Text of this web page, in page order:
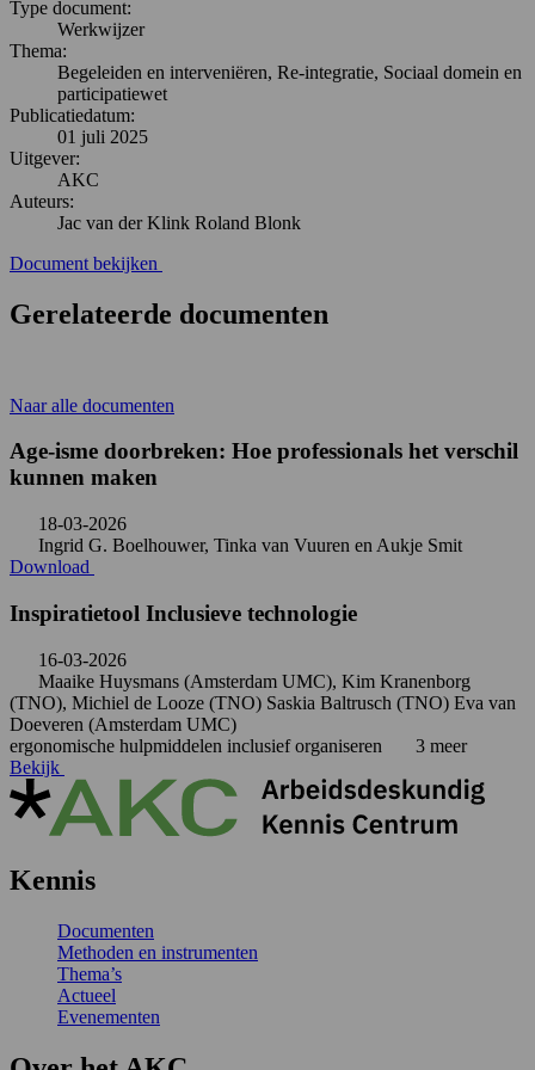
Type document:
Werkwijzer
Thema:
Begeleiden en interveniëren, Re-integratie, Sociaal domein en
participatiewet
Publicatiedatum:
01 juli 2025
Uitgever:
AKC
Auteurs:
Jac van der Klink Roland Blonk
Document bekijken
Gerelateerde documenten
Naar alle documenten
Age-isme doorbreken: Hoe professionals het verschil
kunnen maken
18-03-2026
Ingrid G. Boelhouwer, Tinka van Vuuren en Aukje Smit
Download
Inspiratietool Inclusieve technologie
16-03-2026
Maaike Huysmans (Amsterdam UMC), Kim Kranenborg
(TNO), Michiel de Looze (TNO) Saskia Baltrusch (TNO) Eva van
Doeveren (Amsterdam UMC)
ergonomische hulpmiddelen inclusief organiseren
3 meer
Bekijk
Kennis
Documenten
Methoden en instrumenten
Thema’s
Actueel
Evenementen